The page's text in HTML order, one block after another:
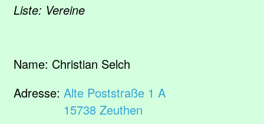
Liste: Vereine
Name: Christian Selch
Adresse: Alte Poststraße 1 A
15738 Zeuthen